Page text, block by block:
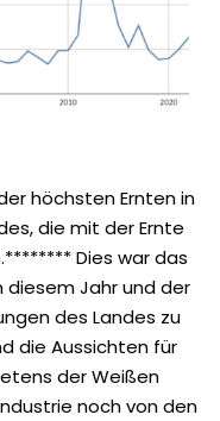
höchsten Ernten in
die mit der Ernte
Dies war das
diesem Jahr und der
des Landes zu
die Aussichten für
der Weißen
noch von den